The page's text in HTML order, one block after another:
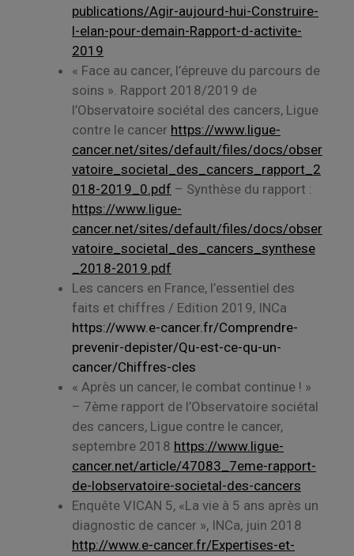
publications/Agir-aujourd-hui-Construire-
l-elan-pour-demain-Rapport-d-activite-
2019
« Face au cancer, l’épreuve du parcours de
soins ». Rapport 2018/2019 de
l’Observatoire sociétal des cancers, Ligue
contre le cancer https://www.ligue-
cancer.net/sites/default/files/docs/obser
vatoire_societal_des_cancers_rapport_2
018-2019_0.pdf – Synthèse du rapport :
https://www.ligue-
cancer.net/sites/default/files/docs/obser
vatoire_societal_des_cancers_synthese
_2018-2019.pdf
Les cancers en France, l’essentiel des
faits et chiffres / Edition 2019, INCa
https://www.e-cancer.fr/Comprendre-
prevenir-depister/Qu-est-ce-qu-un-
cancer/Chiffres-cles
« Après un cancer, le combat continue ! »
– 7ème rapport de l’Observatoire sociétal
des cancers, Ligue contre le cancer,
septembre 2018 https://www.ligue-
cancer.net/article/47083_7eme-rapport-
de-lobservatoire-societal-des-cancers
Enquête VICAN 5, «La vie à 5 ans après un
diagnostic de cancer », INCa, juin 2018
http://www.e-cancer.fr/Expertises-et-